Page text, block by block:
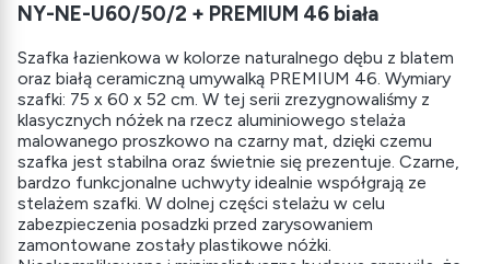
NY-NE-U60/50/2 + PREMIUM 46 biała
Szafka łazienkowa w kolorze naturalnego dębu z blatem
oraz białą ceramiczną umywalką PREMIUM 46. Wymiary
szafki: 75 x 60 x 52 cm. W tej serii zrezygnowaliśmy z
klasycznych nóżek na rzecz aluminiowego stelaża
malowanego proszkowo na czarny mat, dzięki czemu
szafka jest stabilna oraz świetnie się prezentuje. Czarne,
bardzo funkcjonalne uchwyty idealnie współgrają ze
stelażem szafki. W dolnej części stelażu w celu
zabezpieczenia posadzki przed zarysowaniem
zamontowane zostały plastikowe nóżki.